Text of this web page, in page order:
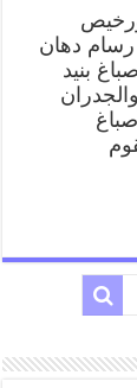
رسام دهان
بنيد